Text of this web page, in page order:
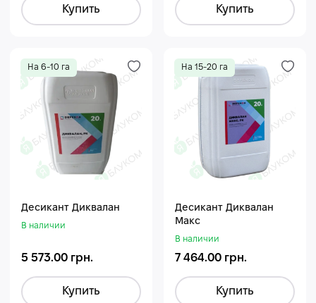
Купить Купить
На 6-10 га
Десикант Диквалан
В наличии
5 573.00 грн.
Купить
На 15-20 га
Десикант Диквалан
Макс
В наличии
7 464.00 грн.
Купить